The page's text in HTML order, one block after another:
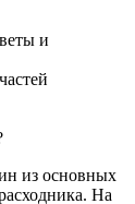
и
из основных
На